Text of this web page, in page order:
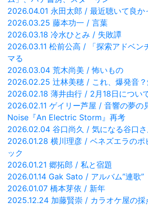
2026.04.01 永田太郎 / 最近聴いて良か
2026.03.25 藤本功一 / 言葉
2026.03.18 冷水ひとみ / 失敗譚
2026.03.11 松前公高 / 「探索アドベン
マる
2026.03.04 荒木尚美 / 怖いもの
2026.02.25 辻林美穂 / これ、爆発音？
2026.02.18 薄井由行 / 2月18日につい
2026.02.11 ゲイリー芦屋 / 音響の夢の
Noise『An Electric Storm』再考
2026.02.04 谷口尚久 / 気になる谷口さ
2026.01.28 横川理彦 / ベネズエラのポ
ック
2026.01.21 郷拓郎 / 私と宿題
2026.01.14 Gak Sato / アルバム”連歌”
2026.01.07 橋本芽依 / 新年
2025.12.24 加藤賢崇 / カラオケ屋の採